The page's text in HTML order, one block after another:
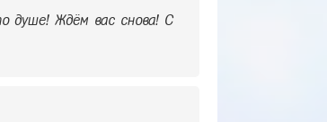
душе! Ждём вас снова! С